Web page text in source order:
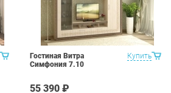
Купить
Гостиная Витра
Симфония 7.10
55 390 ₽